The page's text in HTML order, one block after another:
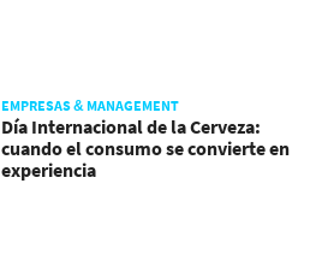
EMPRESAS & MANAGEMENT
Día Internacional de la Cerveza:
cuando el consumo se convierte en
experiencia